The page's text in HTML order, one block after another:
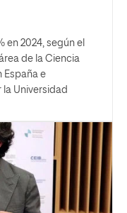
en 2024, según el
de la Ciencia
España e
la Universidad